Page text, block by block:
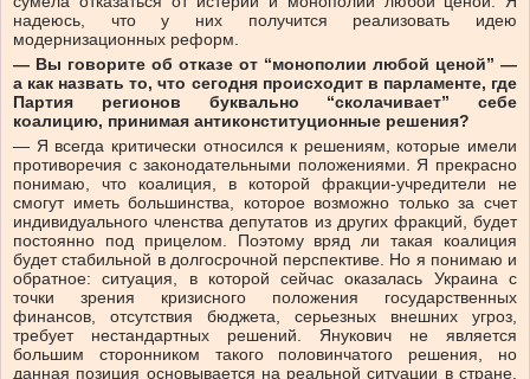
надеюсь, что у них получится реализовать идею
модернизационных реформ.
— Вы говорите об отказе от “монополии любой ценой” —
а как назвать то, что сегодня происходит в парламенте, где
Партия регионов буквально “сколачивает” себе
коалицию, принимая антиконституционные решения?
— Я всегда критически относился к решениям, которые имели
противоречия с законодательными положениями. Я прекрасно
понимаю, что коалиция, в которой фракции-учредители не
смогут иметь большинства, которое возможно только за счет
индивидуального членства депутатов из других фракций, будет
постоянно под прицелом. Поэтому вряд ли такая коалиция
будет стабильной в долгосрочной перспективе. Но я понимаю и
обратное: ситуация, в которой сейчас оказалась Украина с
точки зрения кризисного положения государственных
финансов, отсутствия бюджета, серьезных внешних угроз,
требует нестандартных решений. Янукович не является
большим сторонником такого половинчатого решения, но
данная позиция основывается на реальной ситуации в стране.